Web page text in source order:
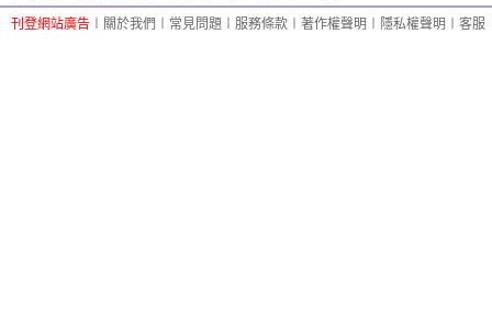
刊登網站廣告 關於我們 常見問題 服務條款 著作權聲明 隱私權聲明 客服